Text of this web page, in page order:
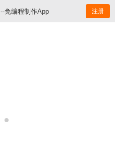
--免编程制作App 注册